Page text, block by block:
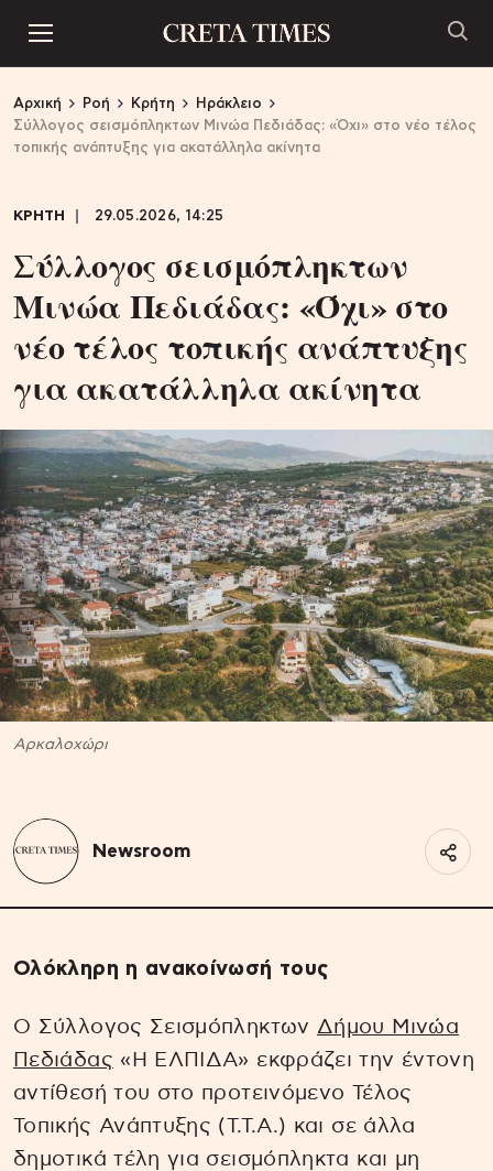
Αρχική Ροή Κρήτη
Ηράκλειο
Σύλλογος σεισμόπληκτων Μινώα Πεδιάδας: «Όχι» στο νέο τέλος
τοπικής ανάπτυξης για ακατάλληλα ακίνητα
ΚΡΗΤΗ 29.05.2026, 14:25
Σύλλογος σεισμόπληκτων
Μινώα Πεδιάδας: «Όχι» στο
νέο τέλος τοπικής ανάπτυξης
για ακατάλληλα ακίνητα
Αρκαλοχώρι
Newsroom
Ολόκληρη η ανακοίνωσή τους
Ο Σύλλογος Σεισμόπληκτων Δήμου Μινώα
Πεδιάδας «Η ΕΛΠΙΔΑ» εκφράζει την έντονη
αντίθεσή του στο προτεινόμενο Τέλος
Τοπικής Ανάπτυξης (Τ.Τ.Α.) και σε άλλα
δημοτικά τέλη για σεισμόπληκτα και μη